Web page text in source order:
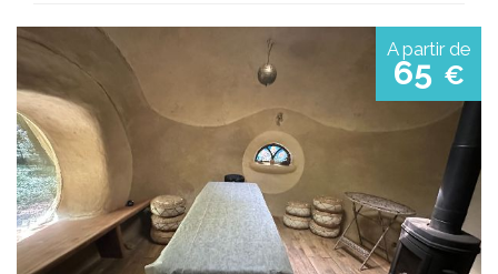
A partir de
65 €